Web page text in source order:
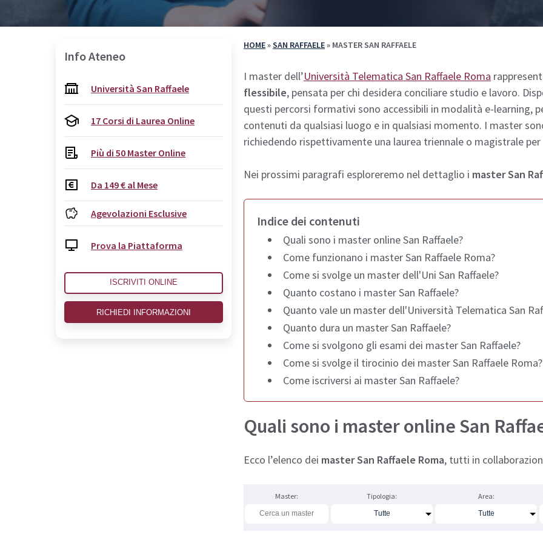
HOME»SAN RAFFAELE» MASTER SAN RAFFAELE
I master dell’Università Telematica San Raffaele Roma
flessibile, pensata per chi desidera conciliare studio e lavoro.
questi percorsi formativi sono accessibili in modalità e-learning,
contenuti da qualsiasi luogo e in qualsiasi momento. I master
richiedendo rispettivamente una laurea triennale o magistrale per
Nei prossimi paragrafi esploreremo nel dettaglio i master San
Indice dei contenuti
Quali sono i master online San Raffaele?
Come funzionano i master San Raffaele Roma?
Come si svolge un master dell'Uni San Raffaele?
Quanto costano i master San Raffaele?
Quanto vale un master dell'Università Telematica San
Quanto dura un master San Raffaele?
Come si svolgono gli esami dei master San Raffaele?
Come si svolge il tirocinio dei master San Raffaele Roma?
Come iscriversi ai master San Raffaele?
Quali sono i master online San
Ecco l’elenco dei master San Raffaele Roma, tutti in
Master: Tipologia: Area:
Info Ateneo
Università San Raffaele
17 Corsi di Laurea Online
Più di 50 Master Online
Da 149 € al Mese
Agevolazioni Esclusive
Prova la Piattaforma
ISCRIVITI ONLINE
RICHIEDI INFORMAZIONI